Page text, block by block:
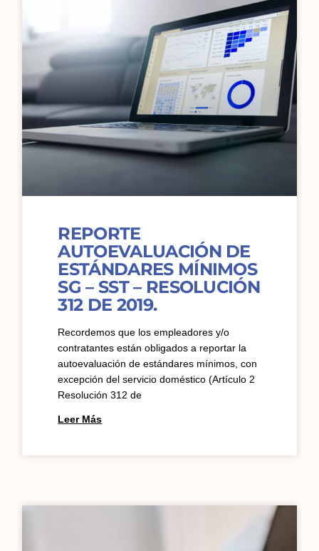
REPORTE
AUTOEVALUACIÓN DE
ESTÁNDARES MÍNIMOS
SG – SST – RESOLUCIÓN
312 DE 2019.
Recordemos que los empleadores y/o
contratantes están obligados a reportar la
autoevaluación de estándares mínimos, con
excepción del servicio doméstico (Artículo 2
Resolución 312 de
Leer Más